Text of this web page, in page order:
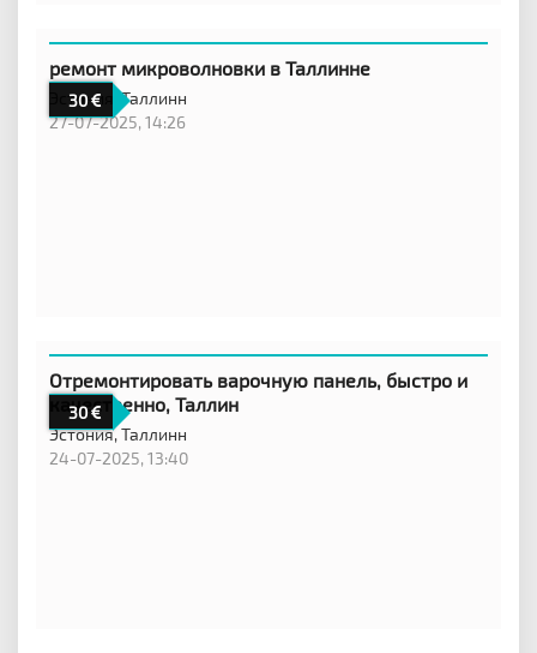
30
ремонт микроволновки в Таллинне
Эстония,Таллинн
27-07-2025, 14:26
30
Отремонтировать варочную панель, быстро и
качественно, Таллин
Эстония,Таллинн
24-07-2025, 13:40